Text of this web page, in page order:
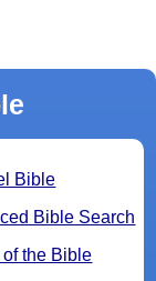
Bible
Bible Search
of the Bible